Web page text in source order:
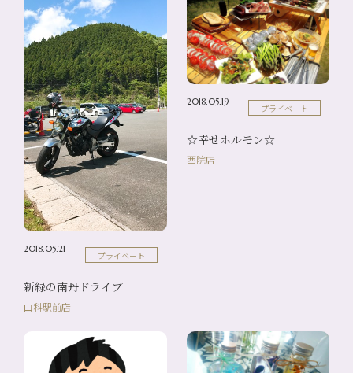
2018.05.21
プライベート
新緑の南丹ドライブ
山科駅前店
2018.05.19
プライベート
☆幸せホルモン☆
西院店